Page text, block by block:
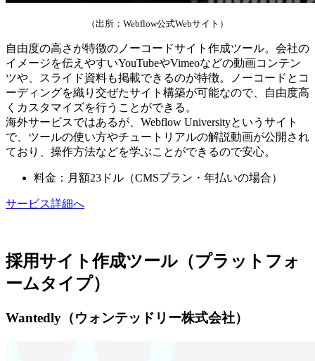
（出所：Webflow公式Webサイト）
自由度の高さが特徴のノーコードサイト作成ツール。会社の
イメージを伝えやすいYouTubeやVimeoなどの動画コンテン
ツや、スライド資料も掲載できるのが特徴。ノーコードとコ
ーディングを織り交ぜたサイト構築が可能なので、自由度高
くカスタマイズを行うことができる。
海外サービスではあるが、Webflow Universityというサイト
で、ツールの使い方やチュートリアルの解説動画が公開され
ており、操作方法などを学ぶことができるので安心。
料金：月額23ドル（CMSプラン・年払いの場合）
サービス詳細へ
採用サイト作成ツール（プラットフォ
ームタイプ）
Wantedly（ウォンテッドリー株式会社）